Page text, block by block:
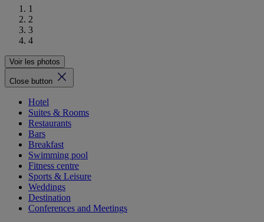
1
2
3
4
Voir les photos
Close button
Hotel
Suites & Rooms
Restaurants
Bars
Breakfast
Swimming pool
Fitness centre
Sports & Leisure
Weddings
Destination
Conferences and Meetings